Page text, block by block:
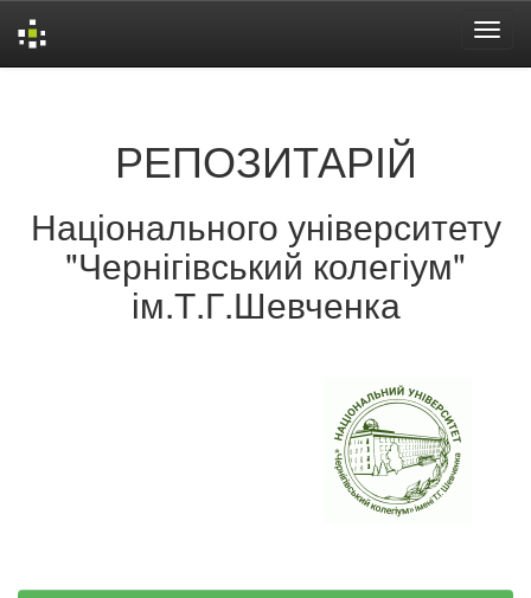
РЕПОЗИТАРІЙ
Національного університету
"Чернігівський колегіум"
ім.Т.Г.Шевченка